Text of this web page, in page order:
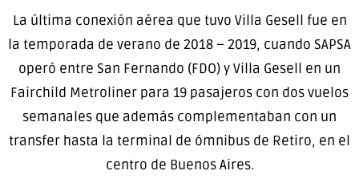
La última conexión aérea que tuvo Villa Gesell fue en
la temporada de verano de 2018 – 2019, cuando SAPSA
operó entre San Fernando (FDO) y Villa Gesell en un
Fairchild Metroliner para 19 pasajeros con dos vuelos
semanales que además complementaban con un
transfer hasta la terminal de ómnibus de Retiro, en el
centro de Buenos Aires.